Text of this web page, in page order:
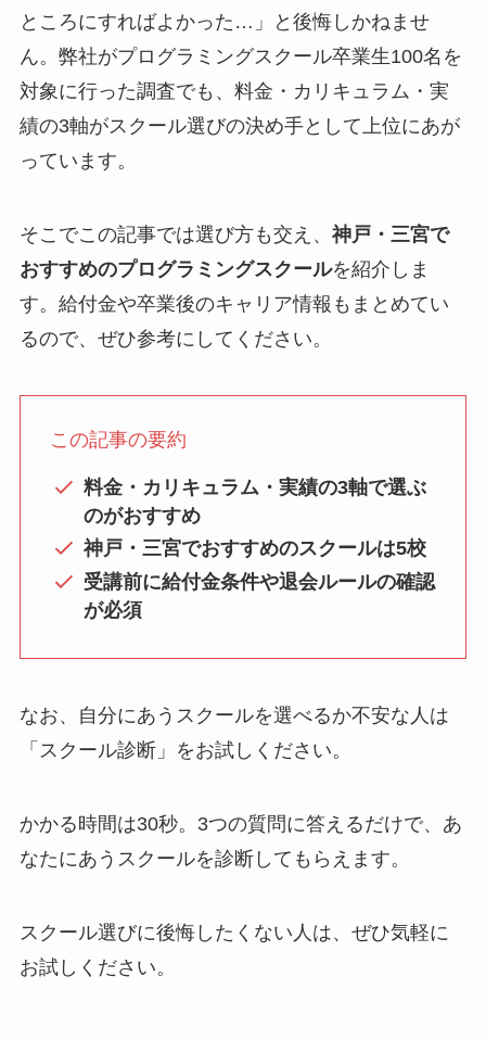
ところにすればよかった…」と後悔しかねませ
ん。弊社がプログラミングスクール卒業生100名を
対象に行った調査でも、料金・カリキュラム・実
績の3軸がスクール選びの決め手として上位にあが
っています。
そこでこの記事では選び方も交え、 神戸・三宮で
おすすめのプログラミングスクールを紹介しま
す。給付金や卒業後のキャリア情報もまとめてい
るので、ぜひ参考にしてください。
この記事の要約
料金・カリキュラム・実績の3軸で選ぶ
のがおすすめ
神戸・三宮でおすすめのスクールは5校
受講前に給付金条件や退会ルールの確認
が必須
なお、自分にあうスクールを選べるか不安な人は
「スクール診断」をお試しください。
かかる時間は30秒。3つの質問に答えるだけで、あ
なたにあうスクールを診断してもらえます。
スクール選びに後悔したくない人は、ぜひ気軽に
お試しください。